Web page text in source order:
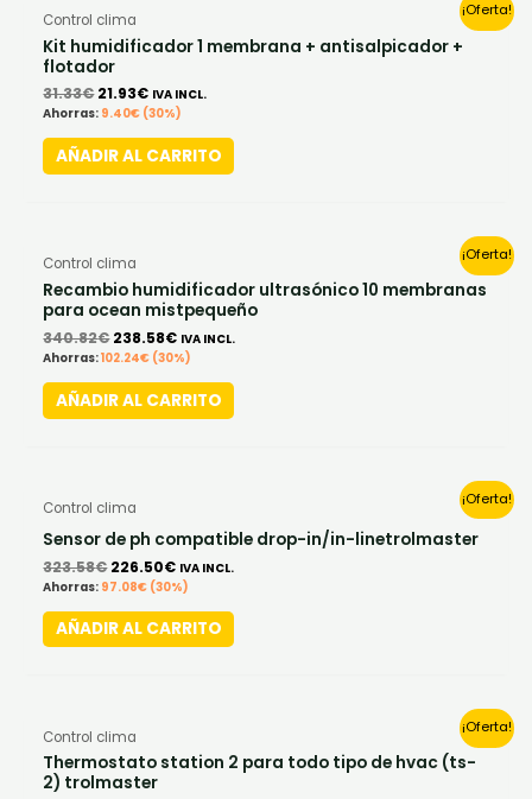
¡Oferta!
Control clima
Kit humidificador 1 membrana + antisalpicador +
flotador
31.33€
price
was:
31.33€.
21.93€
is:
IVA INCL.
Ahorras: 9.40€ (30%)
AÑADIR AL CARRITO
¡Oferta!
Control clima
Recambio humidificador ultrasónico 10 membranas
para ocean mistpequeño
340.82€
price
was:
340.82€.
238.58€
is:
238.58€.
IVA INCL.
Ahorras:102.24€ (30%)
AÑADIR AL CARRITO
¡Oferta!
Control clima
Sensor de ph compatible drop-in/in-linetrolmaster
323.58€
price
was:
323.58€.
226.50€
is:
226.50€.
IVA INCL.
Ahorras: 97.08€ (30%)
AÑADIR AL CARRITO
¡Oferta!
Control clima
Thermostato station 2 para todo tipo de hvac (ts-
2) trolmaster
price
was:
188.47€.
is: